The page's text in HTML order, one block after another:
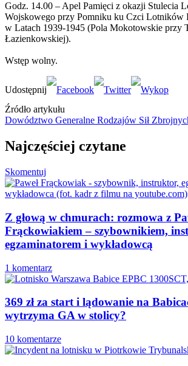
Godz. 14.00 – Apel Pamięci z okazji Stulecia
Wojskowego przy Pomniku ku Czci Lotników
w Latach 1939-1945 (Pola Mokotowskie przy
Łazienkowskiej).
Wstęp wolny.
Źródło artykułu
Dowództwo Generalne Rodzajów Sił
Najczęściej czytane
Skomentuj
Z głową w chmurach: rozmowa z
Frąckowiakiem – szybownikiem,
egzaminatorem i wykładowcą
1 komentarz
369 zł za start i lądowanie na
wytrzyma GA w stolicy?
10 komentarze